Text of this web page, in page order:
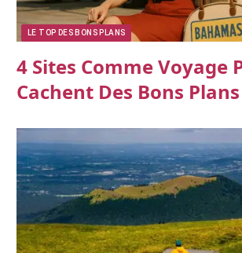
LE TOP DES BONS PLANS
4 Sites Comme Voyage
Cachent Des Bons